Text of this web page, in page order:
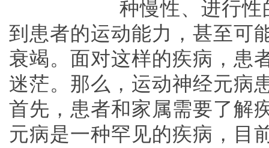
种慢性、进行
到患者的运动能力，甚至可
衰竭。面对这样的疾病，患
迷茫。那么，运动神经元病
首先，患者和家属需要了解
元病是一种罕见的疾病，目